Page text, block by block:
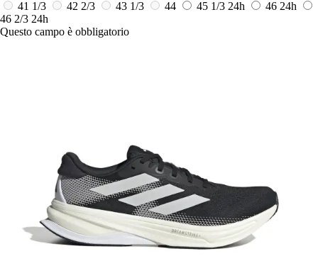
41 1/3 42 2/3 43 1/3 44 45 1/3 24h 46 24h
46 2/3 24h
Questo campo è obbligatorio